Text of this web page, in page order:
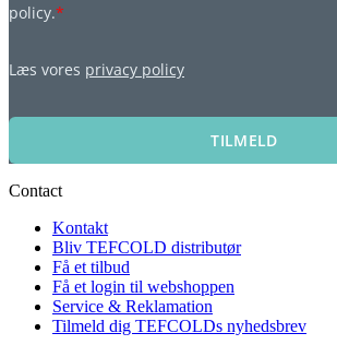
policy.*
Læs vores privacy policy
TILMELD
Contact
Kontakt
Bliv TEFCOLD distributør
Få et tilbud
Få et login til webshoppen
Service & Reklamation
Tilmeld dig TEFCOLDs nyhedsbrev